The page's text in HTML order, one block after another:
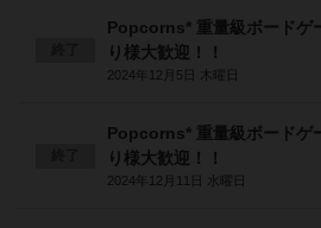
Popcorns* 重量級ボードゲ
り様大歓迎！！
2024年12月5日 木曜日
Popcorns* 重量級ボードゲ
り様大歓迎！！
2024年12月11日 水曜日